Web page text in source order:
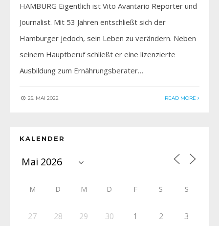
HAMBURG Eigentlich ist Vito Avantario Reporter und
Journalist. Mit 53 Jahren entschließt sich der
Hamburger jedoch, sein Leben zu verändern. Neben
seinem Hauptberuf schließt er eine lizenzierte
Ausbildung zum Ernährungsberater…
25. MAI 2022 READ MORE
KALENDER
M D M D F S S
27 28 29 30 1 2 3